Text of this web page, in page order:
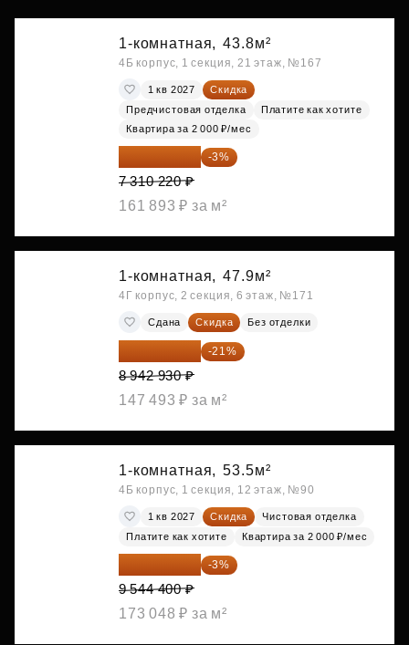
1-комнатная, 43.8м²
4Б корпус, 1 секция, 21 этаж, №167
1 кв 2027
Скидка
Предчистовая отделка
Платите как хотите
Квартира за 2 000 ₽/мес
-3%
7 310 220 ₽
161 893 ₽ за м²
1-комнатная, 47.9м²
4Г корпус, 2 секция, 6 этаж, №171
Сдана Скидка Без отделки
-21%
8 942 930 ₽
147 493 ₽ за м²
1-комнатная, 53.5м²
4Б корпус, 1 секция, 12 этаж, №90
1 кв 2027 Скидка
Чистовая отделка
Платите как хотите
Квартира за 2 000 ₽/мес
-3%
9 544 400 ₽
173 048 ₽ за м²